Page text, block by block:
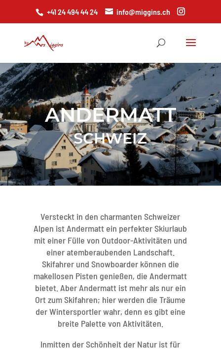
+41 24 494 44 24 info@miggins.ch
ANDERMATT
SCHWEIZ
Versteckt in den charmanten Schweizer
Alpen ist Andermatt ein perfekter Skiurlaub
mit einer Fülle von Outdoor-Aktivitäten und
einer atemberaubenden Landschaft.
Skifahrer und Snowboarder können die
makellosen Pisten genießen, die Andermatt
bietet. Aber Andermatt ist mehr als nur ein
Ort zum Skifahren; hier werden die Träume
der Wintersportler wahr, denn es gibt eine
breite Palette von Aktivitäten.
Inmitten der Schönheit der Natur ist für